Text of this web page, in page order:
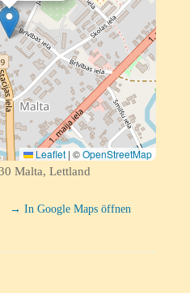
Leaflet | ©OpenStreetMap
Malta, Lettland
→ In Google Maps öffnen